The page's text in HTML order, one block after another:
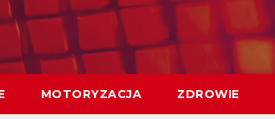
MOTORYZACJA ZDROWIE